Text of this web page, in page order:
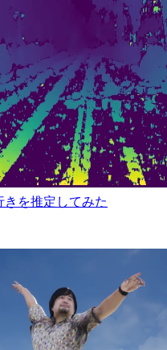
きを推定してみた